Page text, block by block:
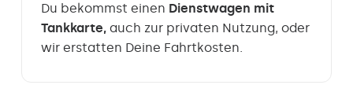
Du bekommst einen Dienstwagen mit
Tankkarte, auch zur privaten Nutzung, oder
wir erstatten Deine Fahrtkosten.